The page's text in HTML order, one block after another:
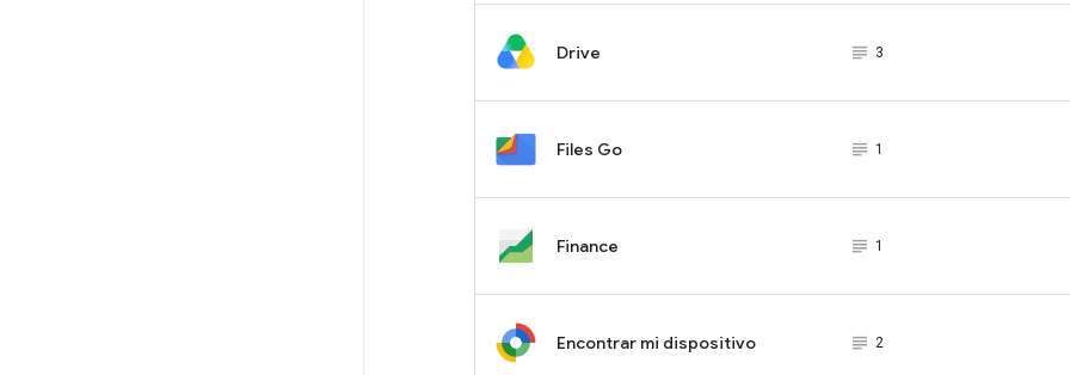
Drive subject_black
3
Files Go subject_black
1
Finance subject_black
1
Encontrar mi dispositivo subject_black
2